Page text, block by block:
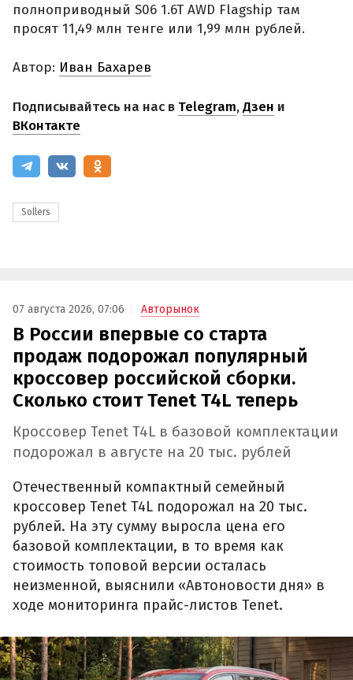
полноприводный S06 1.6T AWD Flagship там
просят 11,49 млн тенге или 1,99 млн рублей.
Автор: Иван Бахарев
Подписывайтесь на нас в Telegram,Дзен и
ВКонтакте
Sollers
07 августа 2026, 07:06 Авторынок
В России впервые со старта
продаж подорожал популярный
кроссовер российской сборки.
Сколько стоит Tenet T4L теперь
Кроссовер Tenet T4L в базовой комплектации
подорожал в августе на 20 тыс. рублей
Отечественный компактный семейный
кроссовер Tenet T4L подорожал на 20 тыс.
рублей. На эту сумму выросла цена его
базовой комплектации, в то время как
стоимость топовой версии осталась
неизменной, выяснили «Автоновости дня» в
ходе мониторинга прайс-листов Tenet.